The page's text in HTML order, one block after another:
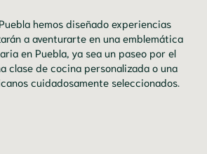
hemos diseñado experiencias
a aventurarte en una emblemática
en Puebla, ya sea un paseo por el
clase de cocina personalizada o una